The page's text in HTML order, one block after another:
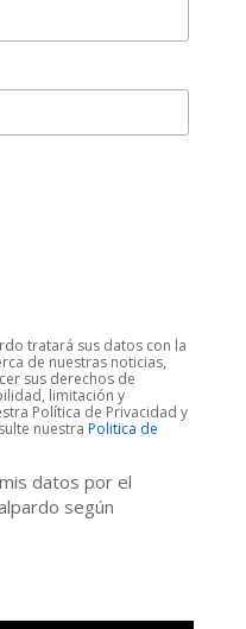
tratará sus datos con la
de nuestras noticias,
sus derechos de
limitación y
Política de Privacidad y
nuestraPolitica de
datos por el
según